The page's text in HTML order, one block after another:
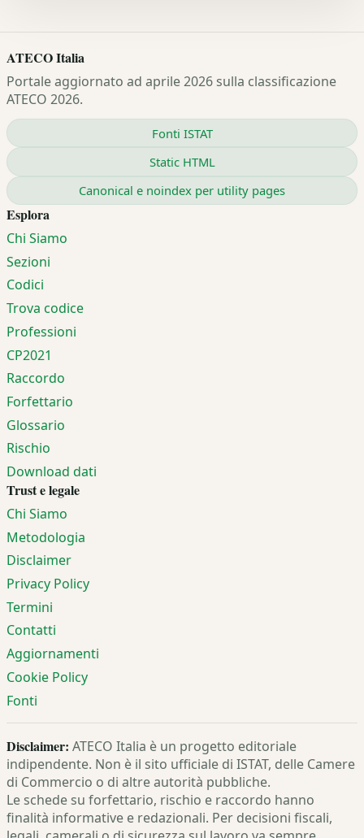
ATECO Italia
Portale aggiornato ad aprile 2026 sulla classificazione
ATECO 2026.
Fonti ISTAT
Static HTML
Canonical e noindex per utility pages
Esplora
Chi Siamo
Sezioni
Codici
Trova codice
Professioni
CP2021
Raccordo
Forfettario
Glossario
Rischio
Download dati
Trust e legale
Chi Siamo
Metodologia
Disclaimer
Privacy Policy
Termini
Contatti
Aggiornamenti
Cookie Policy
Fonti
Disclaimer: ATECO Italia è un progetto editoriale
indipendente. Non è il sito ufficiale di ISTAT, delle Camere
di Commercio o di altre autorità pubbliche.
Le schede su forfettario, rischio e raccordo hanno
finalità informative e redazionali. Per decisioni fiscali,